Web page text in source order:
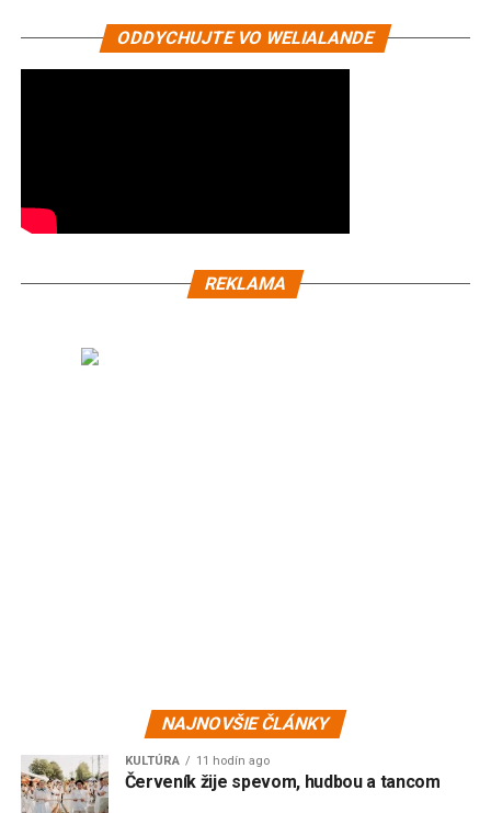
ODDYCHUJTE VO WELIALANDE
REKLAMA
NAJNOVŠIE ČLÁNKY
KULTÚRA 11 hodín ago
Červeník žije spevom, hudbou a tancom